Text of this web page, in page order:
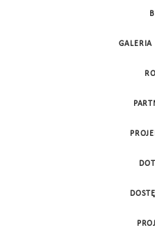
GALERIA